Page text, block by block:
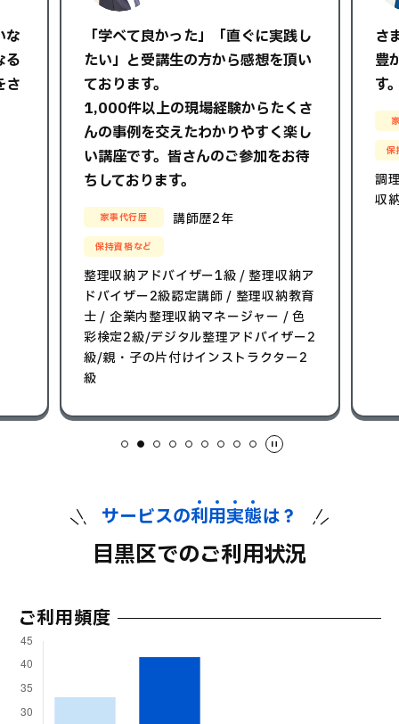
な
る
さ
「学べて良かった」「直ぐに実践し
たい」と受講生の方から感想を頂い
ております。
1,000件以上の現場経験からたくさ
んの事例を交えたわかりやすく楽し
い講座です。皆さんのご参加をお待
ちしております。
家事代行歴 講師歴2年
保持資格など
整理収納アドバイザー1級 / 整理収納ア
ドバイザー2級認定講師 / 整理収納教育
士 / 企業内整理収納マネージャー / 色
彩検定2級/デジタル整理アドバイザー2
級/親・子の片付けインストラクター2
級
さ
豊
す
保
調
収
サービスの利用実態は？
目黒区でのご利用状況
ご利用頻度